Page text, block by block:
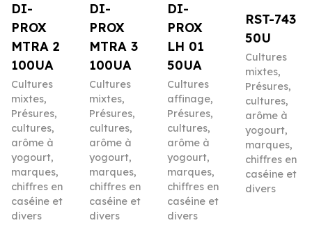
DI-
PROX
MTRA 2
100UA
Cultures
mixtes,
Présures,
cultures,
arôme à
yogourt,
marques,
chiffres en
caséine et
divers
DI-
PROX
MTRA 3
100UA
Cultures
mixtes,
Présures,
cultures,
arôme à
yogourt,
marques,
chiffres en
caséine et
divers
DI-
PROX
LH 01
50UA
Cultures
affinage,
Présures,
cultures,
arôme à
yogourt,
marques,
chiffres en
caséine et
divers
RST-743
50U
Cultures
mixtes,
Présures,
cultures,
arôme à
yogourt,
marques,
chiffres en
caséine et
divers